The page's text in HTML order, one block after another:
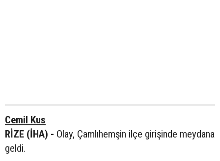
Cemil Kus
RİZE (İHA) - Olay, Çamlıhemşin ilçe girişinde meydana
geldi.